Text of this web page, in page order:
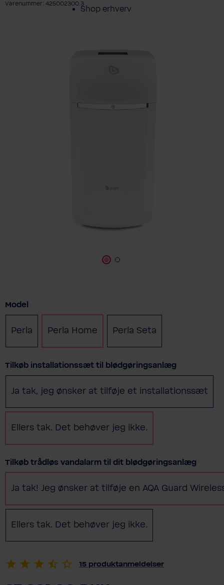
Shop erhverv
Varenummer: 425002300.3
Vælg
Model
Perla Perla Home Perla Seta
Vælg
Tilkøb installationssæt til blødgøringsanlæg
Ja tak, jeg ønsker at tilføje et installationssæt
Ellers tak. Det behøver jeg ikke.
Vælg
Tilkøb trådløs vandalarm til dit blødgøringsanlæg
Ja tak! Jeg ønsker at tilføje en AQA Guard
Ellers tak. Det behøver jeg ikke.
15 produktanmeldelser